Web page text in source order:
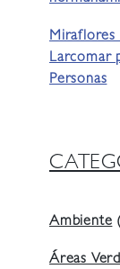
Miraflores
Larcomar
Personas
Ambiente
Áreas